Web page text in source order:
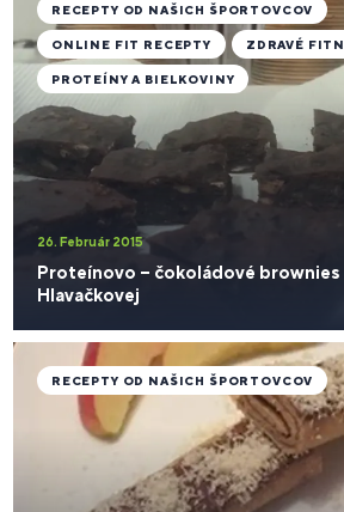
26. Február 2015
Proteínovo – čokoládové brownies
Hlavačkovej
RECEPTY OD NAŠICH ŠPORTOVCOV
ONLINE FIT RECEPTY ZDRAVÉ
PROTEÍNY A BIELKOVINY
RECEPTY OD NAŠICH ŠPORTOVCOV